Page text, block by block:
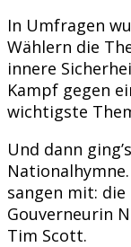
In Umfragen
Wählern die
innere
Kampf gegen
wichtigste
Und dann
sangen mit:
Gouverneurin
Tim Scott.